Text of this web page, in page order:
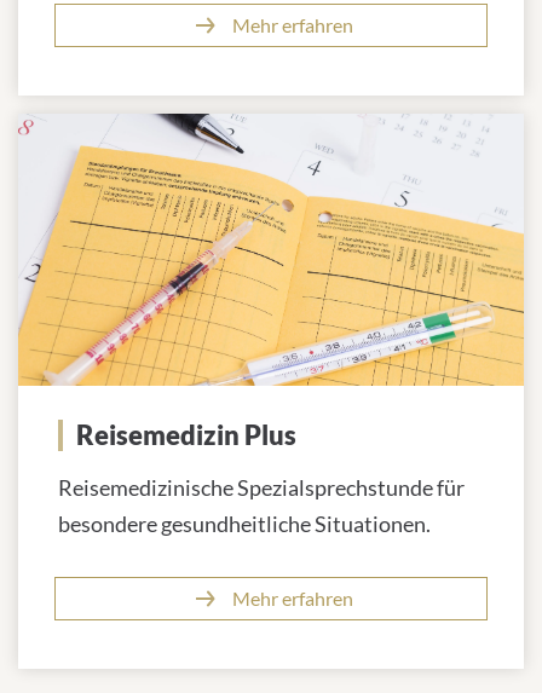
Mehr erfahren
Reisemedizin Plus
Reisemedizinische Spezialsprechstunde für
besondere gesundheitliche Situationen.
Mehr erfahren